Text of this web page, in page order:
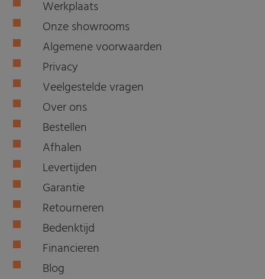
Werkplaats
Onze showrooms
Algemene voorwaarden
Privacy
Veelgestelde vragen
Over ons
Bestellen
Afhalen
Levertijden
Garantie
Retourneren
Bedenktijd
Financieren
Blog